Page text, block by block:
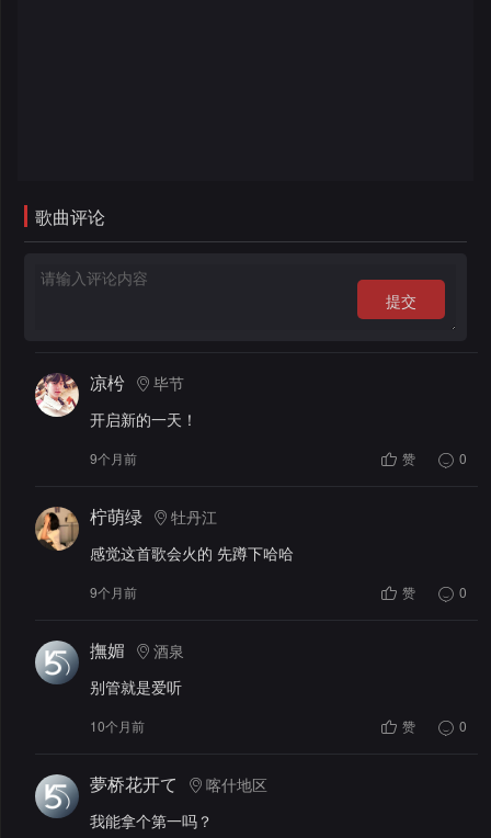
歌曲评论
提交
凉枍
毕节
开启新的一天！
9个月前 赞 0
柠萌绿
牡丹江
感觉这首歌会火的 先蹲下哈哈
9个月前 赞 0
撫媚
酒泉
别管就是爱听
10个月前 赞 0
夢桥花开て
喀什地区
我能拿个第一吗？